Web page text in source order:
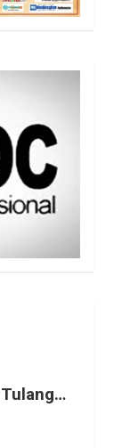
dan